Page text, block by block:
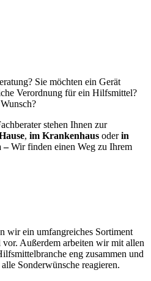
Sie möchten ein Gerät
Verordnung für ein Hilfsmittel?
stehen Ihnen zur
, im Krankenhaus oderin
–Wir finden einen Weg zu Ihrem
wir ein umfangreiches Sortiment
Außerdem arbeiten wir mit allen
eng zusammen und
Sonderwünsche reagieren.